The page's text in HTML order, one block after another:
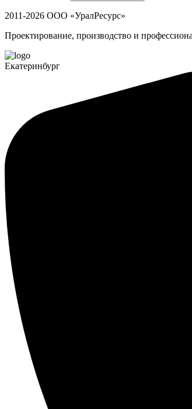
2011-2026 ООО «УралРесурс»
Проектирование, производство и
Екатеринбург